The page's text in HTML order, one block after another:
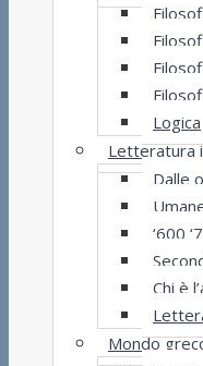
Logica
Letteratura
Dalle
‘600
Chi è
Mondo